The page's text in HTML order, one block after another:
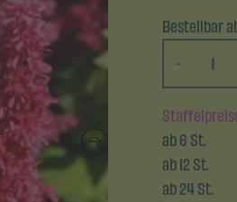
Bestellbar
-
ab6St.
ab12St.
ab24St.